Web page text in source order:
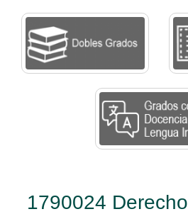
1790024 Derecho